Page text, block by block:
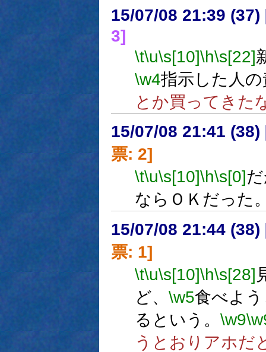
15/07/08 21:39 (37)
3]
\t\u\s[10]\h\s[22]
\w4指示した人
とか買ってきた
15/07/08 21:41 (38)
票: 2]
\t\u\s[10]\h\s[0]
ならＯＫだった
15/07/08 21:44 (38)
票: 1]
\t\u\s[10]\h\s[28]
ど、 \w5食べよ
るという。 \w9
うとおりアホだ